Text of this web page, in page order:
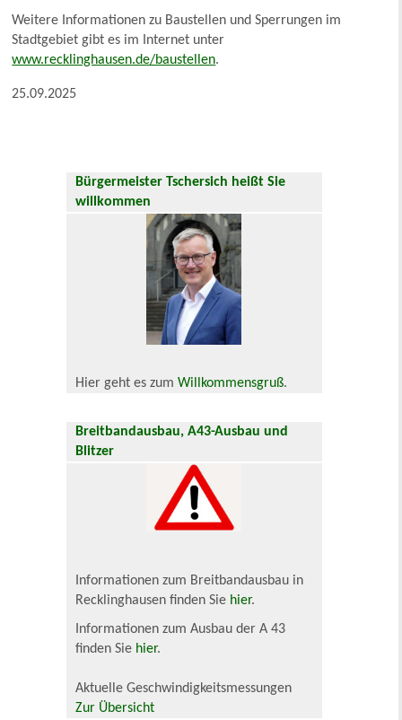
Weitere Informationen zu Baustellen und Sperrungen im
Stadtgebiet gibt es im Internet unter
www.recklinghausen.de/baustellen.
25.09.2025
Bürgermeister Tschersich heißt Sie
willkommen
Hier geht es zumWillkommensgruß.
Breitbandausbau, A43-Ausbau und
Blitzer
Informationen zum Breitbandausbau in
Recklinghausen finden Sie hier.
Informationen zum Ausbau der A 43
finden Sie hier.
Aktuelle Geschwindigkeitsmessungen
Zur Übersicht